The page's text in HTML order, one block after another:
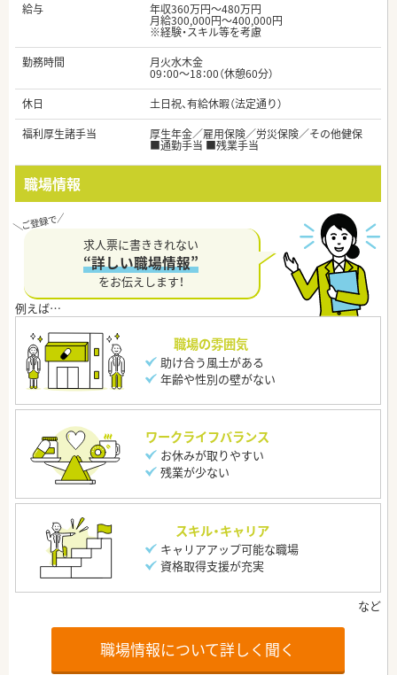
給与
年収360万円～480万円
月給300,000円～400,000円
※経験・スキル等を考慮
勤務時間
月火水木金
09：00～18：00（休憩60分）
休日
土日祝、有給休暇（法定通り）
福利厚生諸手当
厚生年金／雇用保険／労災保険／その他健保
■通勤手当 ■残業手当
職場情報
求人票に書ききれない
“詳しい職場情報”
をお伝えします！
職場の雰囲気
助け合う風土がある
年齢や性別の壁がない
ワークライフバランス
お休みが取りやすい
残業が少ない
スキル・キャリア
キャリアアップ可能な職場
資格取得支援が充実
職場情報について詳しく聞く